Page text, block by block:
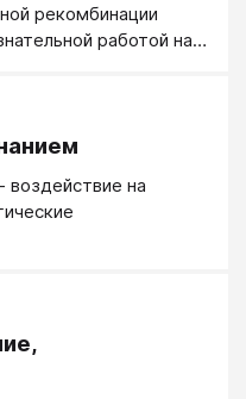
рекомбинации
работой над
воздействие на